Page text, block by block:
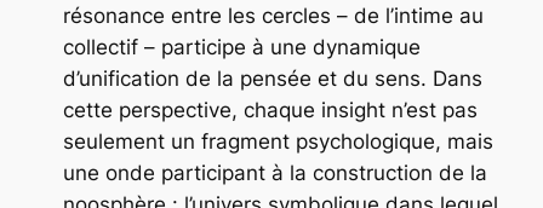
résonance entre les cercles – de l’intime au
collectif – participe à une dynamique
d’unification de la pensée et du sens. Dans
cette perspective, chaque insight n’est pas
seulement un fragment psychologique, mais
une onde participant à la construction de la